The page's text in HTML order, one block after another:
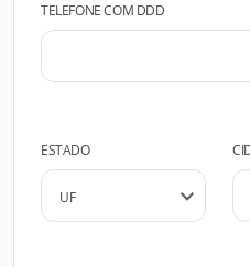
TELEFONE COM DDD
ESTADO